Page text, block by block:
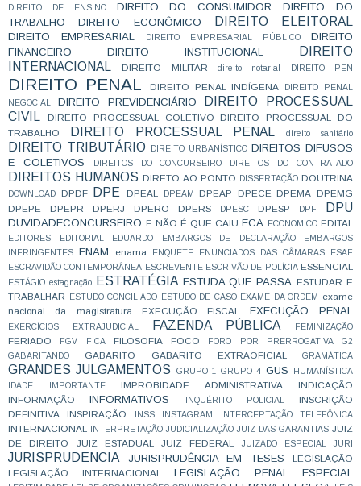
DIREITO DE ENSINO
DIREITO DO CONSUMIDOR
DIREITO DO
TRABALHO
DIREITO ECONÔMICO DIREITO ELEITORAL
DIREITO EMPRESARIAL DIREITO EMPRESARIAL PÚBLICO
DIREITO
FINANCEIRO
DIREITO INSTITUCIONAL
DIREITO
INTERNACIONAL
DIREITO MILITAR direito notarial DIREITO PEN
DIREITO PENAL DIREITO PENAL INDÍGENA
DIREITO PENAL
NEGOCIAL
DIREITO PREVIDENCIÁRIO
DIREITO PROCESSUAL
CIVIL
DIREITO PROCESSUAL COLETIVO
DIREITO PROCESSUAL DO
TRABALHO
DIREITO PROCESSUAL PENAL direito sanitário
DIREITO TRIBUTÁRIO DIREITO URBANÍSTICO DIREITOS DIFUSOS
E COLETIVOS
DIREITOS DO CONCURSEIRO DIREITOS DO CONTRATADO
DIREITOS HUMANOS DIRETO AO PONTO DISSERTAÇÃO DOUTRINA
DOWNLOAD DPDF DPE DPEAL DPEAM DPEAP DPECE DPEMA DPEMG
DPEPE
DPEPR DPERJ DPERO DPERS DPESC DPESP DPF DPU
DUVIDADECONCURSEIRO E NÃO É QUE CAIU ECA ECONOMICO EDITAL
EDITORES EDITORIAL EDUARDO EMBARGOS DE DECLARAÇÃO
EMBARGOS
INFRINGENTES
ENAM enama ENQUETE ENUNCIADOS DAS CÂMARAS
ESAF
ESCRAVIDÃO CONTEMPORÂNEA ESCREVENTE ESCRIVÃO DE POLÍCIA ESSENCIAL
ESTÁGIO estagnação ESTRATÉGIA ESTUDA QUE PASSA ESTUDAR E
TRABALHAR
ESTUDO CONCILIADO ESTUDO DE CASO EXAME DA ORDEM
exame
nacional da magistratura
EXECUÇÃO FISCAL EXECUÇÃO PENAL
EXERCÍCIOS EXTRAJUDICIAL FAZENDA PÚBLICA FEMINIZAÇÃO
FERIADO FGV FICA FILOSOFIA FOCO FORO POR PRERROGATIVA
G2
GABARITANDO
GABARITO GABARITO EXTRAOFICIAL GRAMÁTICA
GRANDES JULGAMENTOS GRUPO 1 GRUPO 4 GUS
HUMANÍSTICA
IDADE
IMPORTANTE IMPROBIDADE ADMINISTRATIVA
INDICAÇÃO
INFORMAÇÃO
INFORMATIVOS INQUÉRITO POLICIAL
INSCRIÇÃO
DEFINITIVA
INSPIRAÇÃO INSS INSTAGRAM INTERCEPTAÇÃO TELEFÔNICA
INTERNACIONAL INTERPRETAÇÃO JUDICIALIZAÇÃO JUIZ DAS GARANTIAS JUIZ
DE DIREITO
JUIZ ESTADUAL JUIZ FEDERAL JUIZADO ESPECIAL JURI
JURISPRUDENCIA JURISPRUDÊNCIA EM TESES
LEGISLAÇÃO
LEGISLAÇÃO INTERNACIONAL
LEGISLAÇÃO PENAL ESPECIAL